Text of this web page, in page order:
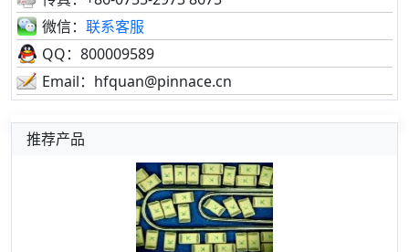
微信： 联系客服
QQ：800009589
Email：hfquan@pinnace.cn
推荐产品